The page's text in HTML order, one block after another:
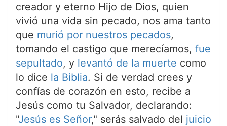
creador y eterno Hijo de Dios, quien
vivió una vida sin pecado, nos ama tanto
que murió por nuestros pecados,
tomando el castigo que merecíamos, fue
sepultado, y levantó de la muerte como
lo dice la Biblia. Si de verdad crees y
confías de corazón en esto, recibe a
Jesús como tu Salvador, declarando:
"Jesús es Señor," serás salvado del juicio